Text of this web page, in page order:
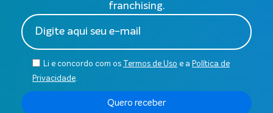
franchising.
Li e concordo com os Termos de Uso e a Política de
Privacidade.
Quero receber